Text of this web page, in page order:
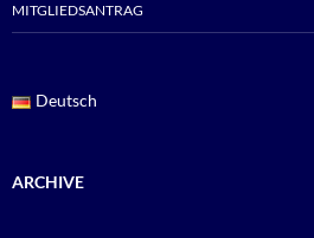
MITGLIEDSANTRAG
Deutsch
ARCHIVE